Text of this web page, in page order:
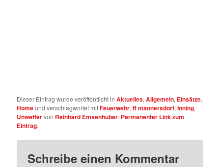
Dieser Eintrag wurde veröffentlicht inAktuelles,Allgemein, Einsätze,
Homeund verschlagwortet mitFeuerwehr,ff mannersdorf,Inning,
Unwettervon Reinhard Emsenhuber. Permanenter Link zum
Eintrag.
Schreibe einen Kommentar